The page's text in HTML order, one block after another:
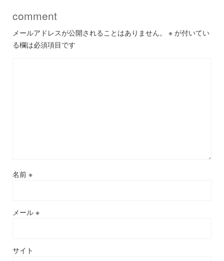
comment
メールアドレスが公開されることはありません。 ※ が付いてい
る欄は必須項目です
名前 ※
メール ※
サイト